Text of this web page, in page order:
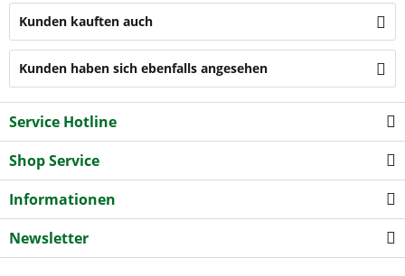
Kunden kauften auch
Kunden haben sich ebenfalls angesehen
Service Hotline
Shop Service
Informationen
Newsletter